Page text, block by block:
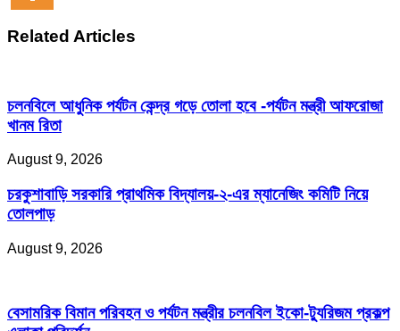
Related Articles
চলনবিলে আধুনিক পর্যটন কেন্দ্র গড়ে তোলা হবে -পর্যটন মন্ত্রী আফরোজা
খানম রিতা
August 9, 2026
চরকুশাবাড়ি সরকারি প্রাথমিক বিদ্যালয়-২-এর ম্যানেজিং কমিটি নিয়ে
তোলপাড়
August 9, 2026
বেসামরিক বিমান পরিবহন ও পর্যটন মন্ত্রীর চলনবিল ইকো-ট্যুরিজম প্রকল্প